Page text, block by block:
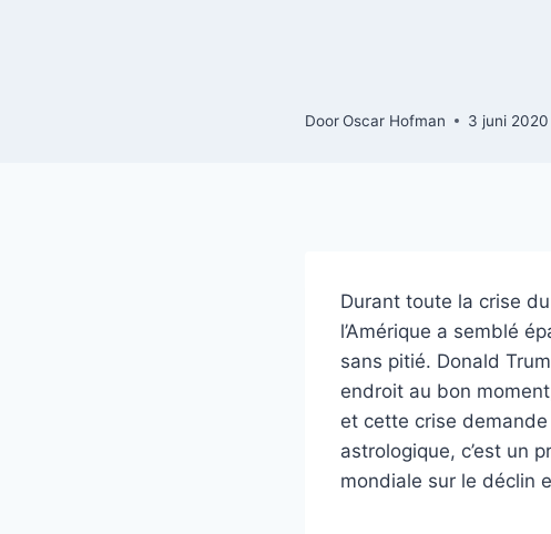
DoorOscar Hofman 3 juni 2020
Durant toute la crise
l’Amérique a semblé
sans pitié. Donald
endroit au bon
et cette crise
astrologique, c’est un
mondiale sur le déclin